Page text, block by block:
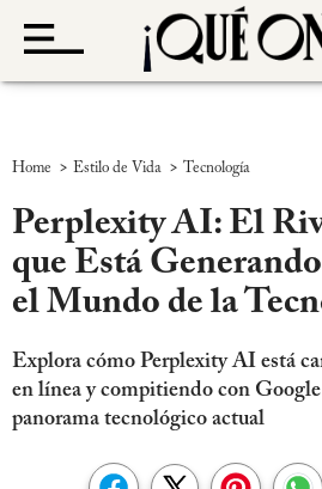
Home > Estilo de Vida > Tecnología
Perplexity AI: El
que Está
el Mundo de la
Explora cómo Perplexity AI está
en línea y compitiendo con
panorama tecnológico actual